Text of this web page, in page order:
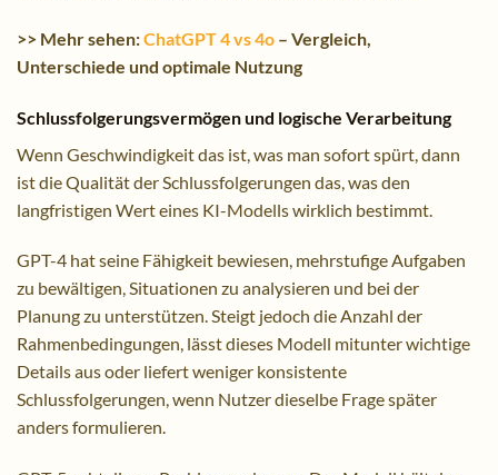
>> Mehr sehen:ChatGPT 4 vs 4o – Vergleich,
Unterschiede und optimale Nutzung
Schlussfolgerungsvermögen und logische Verarbeitung
Wenn Geschwindigkeit das ist, was man sofort spürt, dann
ist die Qualität der Schlussfolgerungen das, was den
langfristigen Wert eines KI-Modells wirklich bestimmt.
GPT-4 hat seine Fähigkeit bewiesen, mehrstufige Aufgaben
zu bewältigen, Situationen zu analysieren und bei der
Planung zu unterstützen. Steigt jedoch die Anzahl der
Rahmenbedingungen, lässt dieses Modell mitunter wichtige
Details aus oder liefert weniger konsistente
Schlussfolgerungen, wenn Nutzer dieselbe Frage später
anders formulieren.